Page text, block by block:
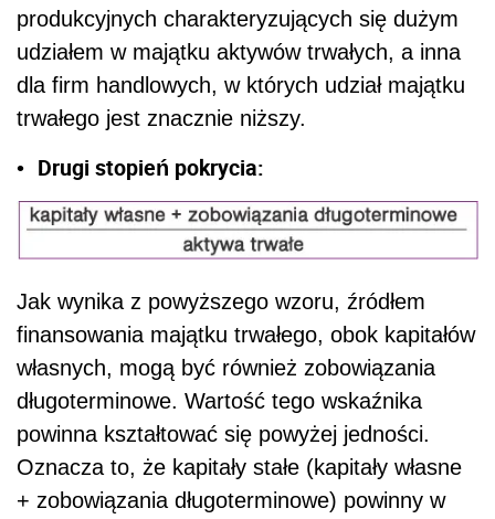
produkcyjnych charakteryzujących się dużym
udziałem w majątku aktywów trwałych, a inna
dla firm handlowych, w których udział majątku
trwałego jest znacznie niższy.
• Drugi stopień pokrycia:
Jak wynika z powyższego wzoru, źródłem
finansowania majątku trwałego, obok kapitałów
własnych, mogą być również zobowiązania
długoterminowe. Wartość tego wskaźnika
powinna kształtować się powyżej jedności.
Oznacza to, że kapitały stałe (kapitały własne
+ zobowiązania długoterminowe) powinny w